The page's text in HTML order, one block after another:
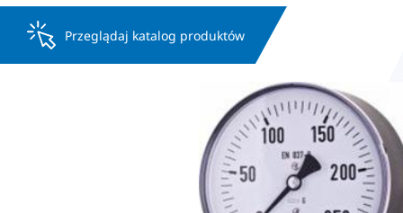
Przeglądaj katalog produktów